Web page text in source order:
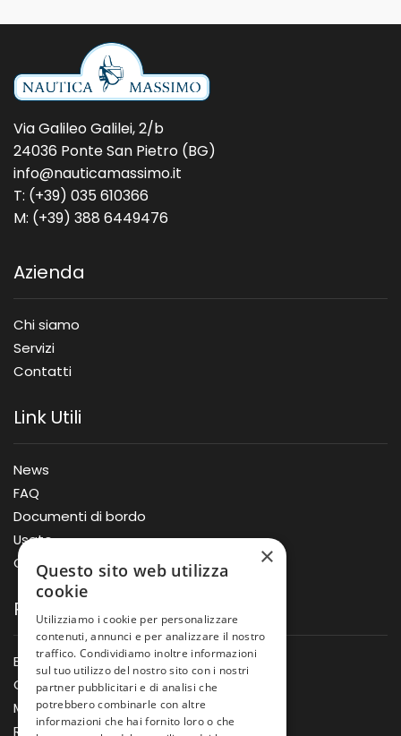
Via Galileo Galilei, 2/b
24036 Ponte San Pietro (BG)
info@nauticamassimo.it
T: (+39) 035 610366
M: (+39) 388 6449476
Azienda
Chi siamo
Servizi
Contatti
Link Utili
News
FAQ
Documenti di bordo
Usato
Offerte
Prodotti
Barche
Gommoni
Motori
Rimorchi
×
Questo sito web utilizza
cookie
Utilizziamo i cookie per personalizzare
contenuti, annunci e per analizzare il nostro
traffico. Condividiamo inoltre informazioni
sul tuo utilizzo del nostro sito con i nostri
partner pubblicitari e di analisi che
potrebbero combinarle con altre
informazioni che hai fornito loro o che